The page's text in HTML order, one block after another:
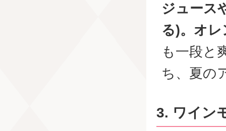
ジュース
る)。オ
も一段と
ち、夏の
3. ワイン